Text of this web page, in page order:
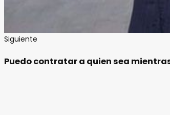
Siguiente
Puedo contratar a quien sea